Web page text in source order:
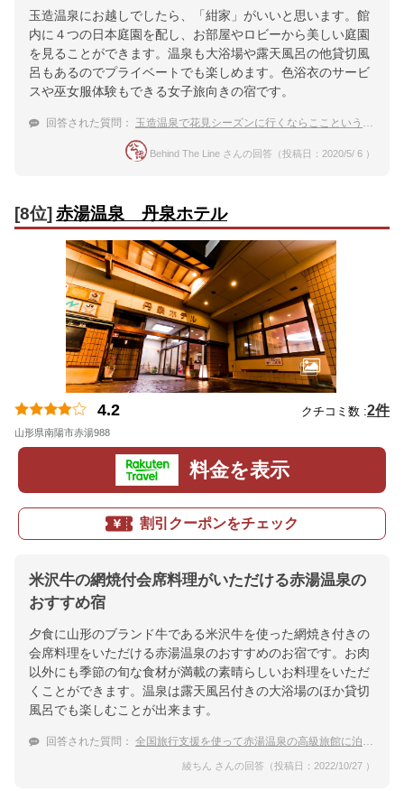
玉造温泉にお越しでしたら、「紺家」がいいと思います。館
内に４つの日本庭園を配し、お部屋やロビーから美しい庭園
を見ることができます。温泉も大浴場や露天風呂の他貸切風
呂もあるのでプライベートでも楽しめます。色浴衣のサービ
スや巫女服体験もできる女子旅向きの宿です。
回答された質問： 玉造温泉で花見シーズンに行くならここという宿を教えて！
Behind The Line さんの回答（投稿日：2020/5/ 6 ）
[8位] 赤湯温泉 丹泉ホテル
4.2 クチコミ数 :2件
山形県南陽市赤湯988
料金を表示
割引クーポンをチェック
米沢牛の網焼付会席料理がいただける赤湯温泉の
おすすめ宿
夕食に山形のブランド牛である米沢牛を使った網焼き付きの
会席料理をいただける赤湯温泉のおすすめのお宿です。お肉
以外にも季節の旬な食材が満載の素晴らしいお料理をいただ
くことができます。温泉は露天風呂付きの大浴場のほか貸切
風呂でも楽しむことが出来ます。
回答された質問： 全国旅行支援を使って赤湯温泉の高級旅館に泊まりたい。夫婦旅行でおすすめの温泉宿は？
綾ちん さんの回答（投稿日：2022/10/27 ）